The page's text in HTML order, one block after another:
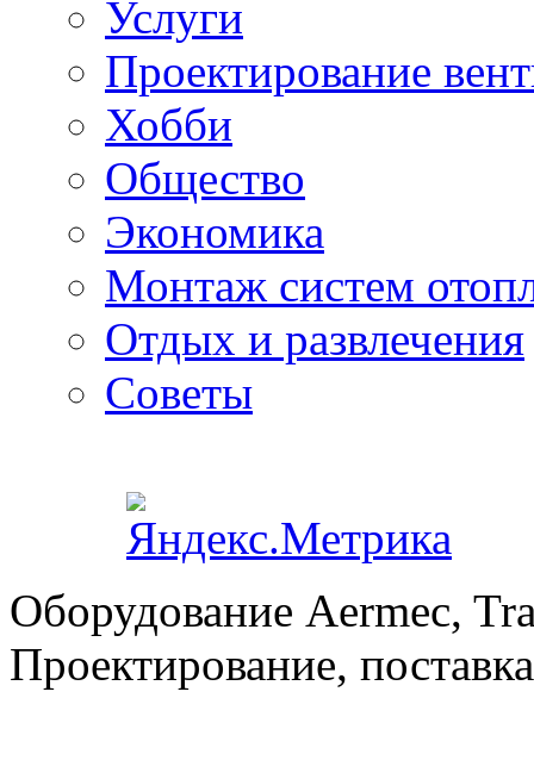
Услуги
Проектирование
Хобби
Общество
Экономика
Монтаж систем
Отдых и развлечения
Советы
Оборудование Aermec,
Проектирование,